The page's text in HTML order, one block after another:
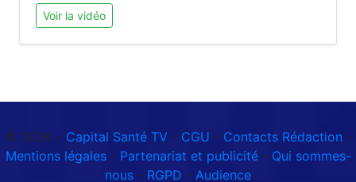
Voir la vidéo
© 2026 - Capital Santé TV- CGU - Contacts Rédaction -
Mentions légales- Partenariat et publicité- Qui sommes-
nous - RGPD - Audience